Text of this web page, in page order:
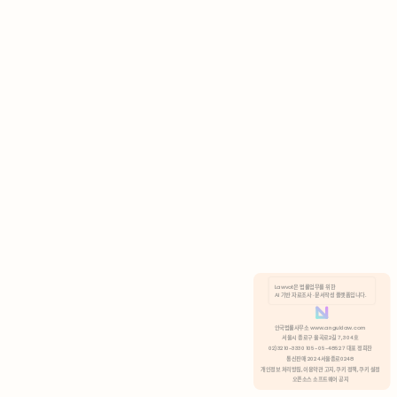
분석 쿠키 허용
Lawvot은 법률업무를 위한
AI 기반 자료조사 · 문서작성 플랫폼입니다.
안국법률사무소 www.anguklaw.com
서울시 종로구 율곡로2길 7, 304호
02)3210-3330 105-05-48527 대표 정희찬
통신판매 2024서울종로0248
개인정보 처리방침, 이용약관 고지, 쿠키 정책, 쿠키 설정
오픈소스 소프트웨어 공지